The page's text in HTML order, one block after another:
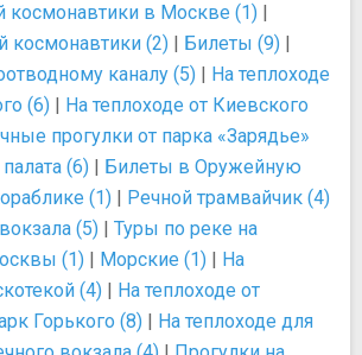
космонавтики в Москве (1) |
космонавтики (2) | Билеты (9) |
каналу (5) | На теплоходе
(6) | На теплоходе от Киевского
прогулки от парка «Зарядье»
(6) | Билеты в Оружейную
(1) | Речной трамвайчик (4)
(5) | Туры по реке на
(1) | Морские (1) | На
(4) | На теплоходе от
Горького (8) | На теплоходе для